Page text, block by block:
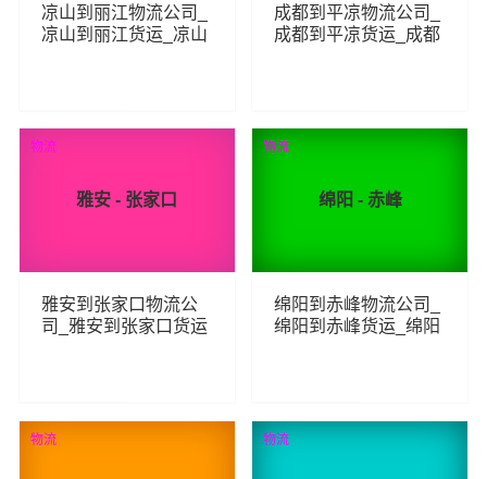
凉山到丽江物流公司_
凉山到丽江货运_凉山
209 查看详细
成都到平凉物流公司_
成都到平凉货运_成都
439 查看详细
雅安 - 张家口
雅安到张家口物流公
司_雅安到张家口货运
259 查看详细
物流
绵阳 - 赤峰
绵阳到赤峰物流公司_
绵阳到赤峰货运_绵阳
202 查看详细
物流
物流 物流